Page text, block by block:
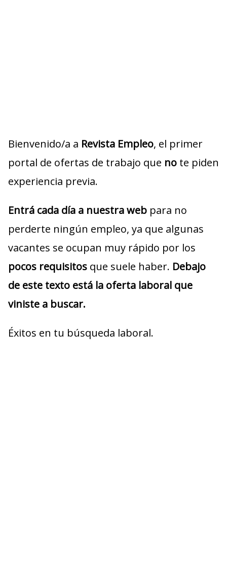
Bienvenido/a a Revista Empleo, el primer
portal de ofertas de trabajo que no te piden
experiencia previa.
Entrá cada día a nuestra web para no
perderte ningún empleo, ya que algunas
vacantes se ocupan muy rápido por los
pocos requisitos que suele haber. Debajo
de este texto está la oferta laboral que
viniste a buscar.
Éxitos en tu búsqueda laboral.